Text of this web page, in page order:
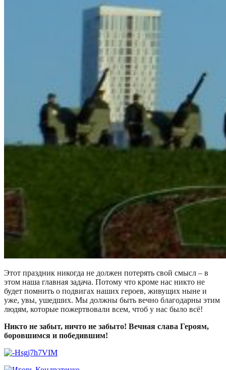
Этот праздник никогда не должен потерять свой смысл – в
этом наша главная задача. Потому что кроме нас никто не
будет помнить о подвигах наших героев, живущих ныне и
уже, увы, ушедших. Мы должны быть вечно благодарны этим
людям, которые пожертвовали всем, чтоб у нас было всё!
Никто не забыт, ничто не забыто! Вечная слава Героям,
боровшимся и победившим!